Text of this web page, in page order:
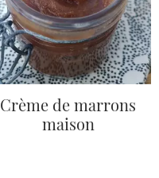
Crème de marrons
maison